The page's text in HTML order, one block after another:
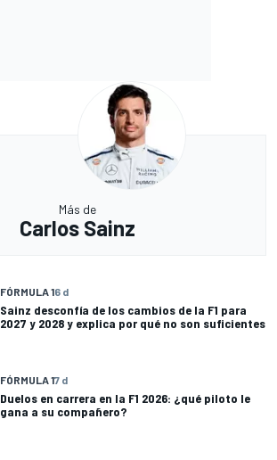
Más de
Carlos Sainz
FÓRMULA 16 d
Sainz desconfía de los cambios de la F1 para
2027 y 2028 y explica por qué no son suficientes
FÓRMULA 17 d
Duelos en carrera en la F1 2026: ¿qué piloto le
gana a su compañero?